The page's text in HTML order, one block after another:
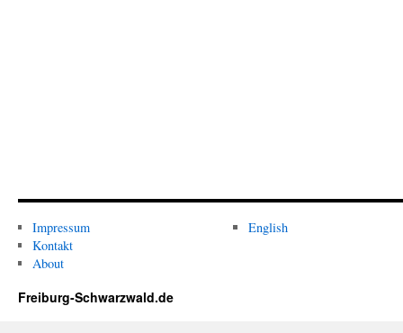
Impressum
Kontakt
About
English
Freiburg-Schwarzwald.de